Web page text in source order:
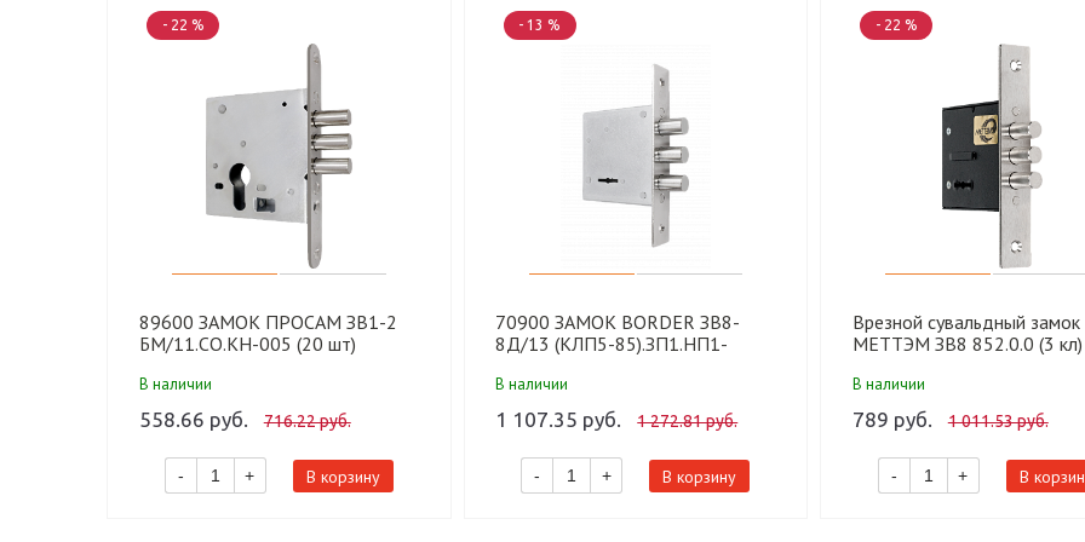
- 22 %
89600 ЗАМОК ПРОСАМ ЗВ1-2
БМ/11.СО.КН-005 (20 шт)
В наличии
558.66 руб. 716.22 руб.
- + В корзину
- 13 %
70900 ЗАМОК BORDER ЗВ8-
8Д/13 (КЛП5-85).ЗП1.НП1-
В наличии
1 107.35 руб. 1 272.81 руб.
- + В корзину
- 22 %
Врезной сувальдный замок
МЕТТЭМ ЗВ8 852.0.0 (3 кл)
В наличии
789 руб. 1 011.53 руб.
- + В